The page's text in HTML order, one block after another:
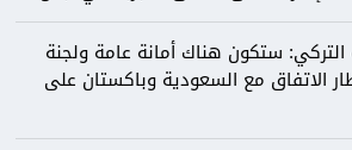
التركي: ستكون هناك أمانة عامة ولجنة
الاتفاق مع السعودية وباكستان على